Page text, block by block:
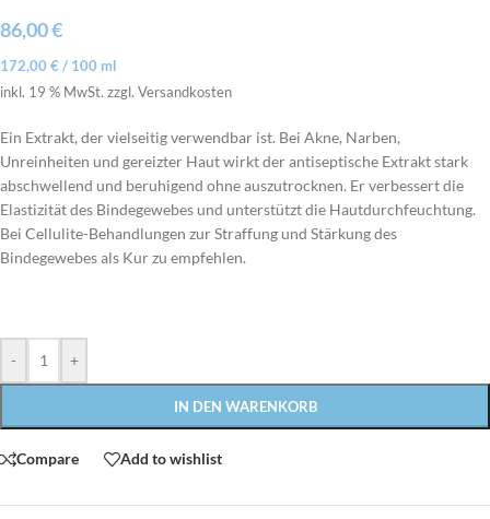
86,00€
172,00 € / 100 ml
inkl. 19 % MwSt. zzgl. Versandkosten
Ein Extrakt, der vielseitig verwendbar ist. Bei Akne, Narben,
Unreinheiten und gereizter Haut wirkt der antiseptische Extrakt stark
abschwellend und beruhigend ohne auszutrocknen. Er verbessert die
Elastizität des Bindegewebes und unterstützt die Hautdurchfeuchtung.
Bei Cellulite-Behandlungen zur Straffung und Stärkung des
Bindegewebes als Kur zu empfehlen.
- +
IN DEN WARENKORB
Compare Add to wishlist